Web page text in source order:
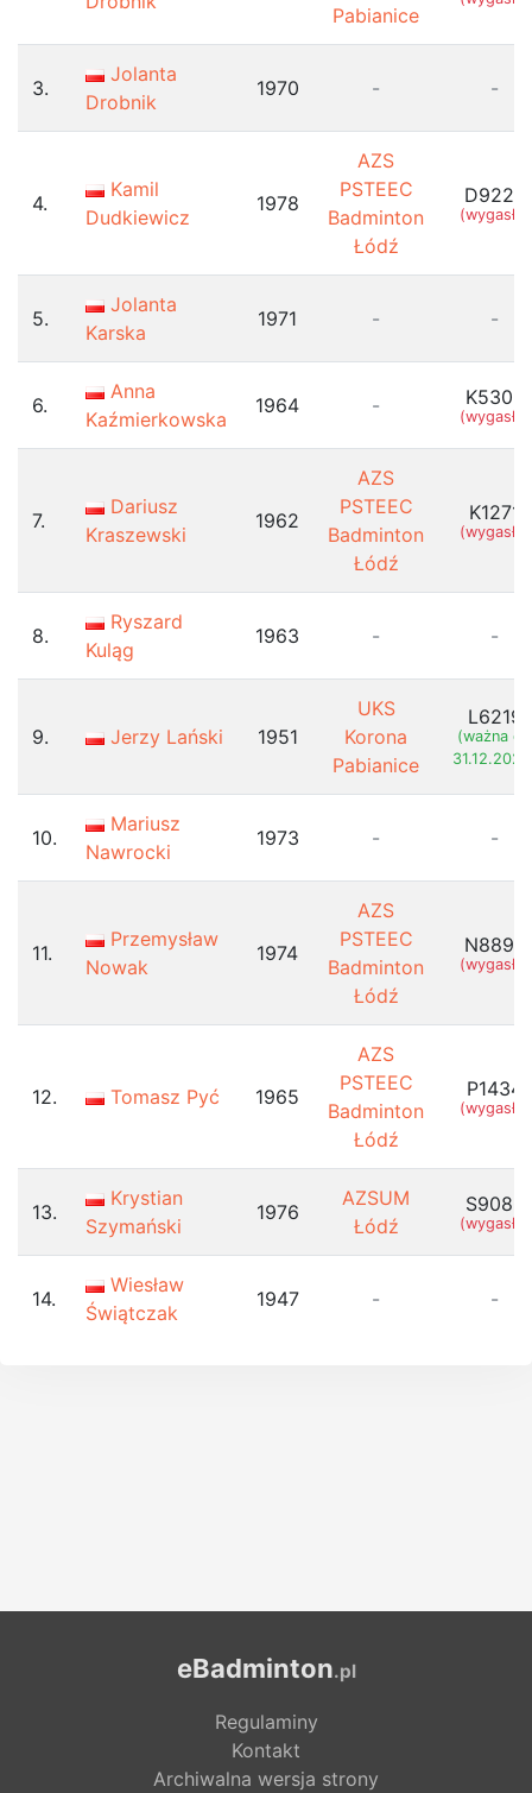
Pabianice
3.
Jolanta
Drobnik
1970 - -
4.
Kamil
Dudkiewicz
1978
AZS
PSTEEC
Badminton
Łódź
D9225
(wygasła)
5.
Jolanta
Karska
1971 - -
6.
Anna
Kaźmierkowska
1964 - K5303
(wygasła)
7.
Dariusz
Kraszewski
1962
AZS
PSTEEC
Badminton
Łódź
K1271
(wygasła)
8.
Ryszard
Kuląg
1963 - -
9. Jerzy Lański 1951
UKS
Korona
Pabianice
L6219
(ważna do
10.
Mariusz
Nawrocki
1973 - -
11.
Przemysław
Nowak
1974
AZS
PSTEEC
Badminton
Łódź
N8898
(wygasła)
12. Tomasz Pyć 1965
AZS
PSTEEC
Badminton
Łódź
P1434
(wygasła)
13.
Krystian
Szymański
1976
AZSUM
Łódź
S9080
(wygasła)
14.
Wiesław
Świątczak
1947 - -
eBadminton.pl
Regulaminy
Kontakt
Archiwalna wersja strony